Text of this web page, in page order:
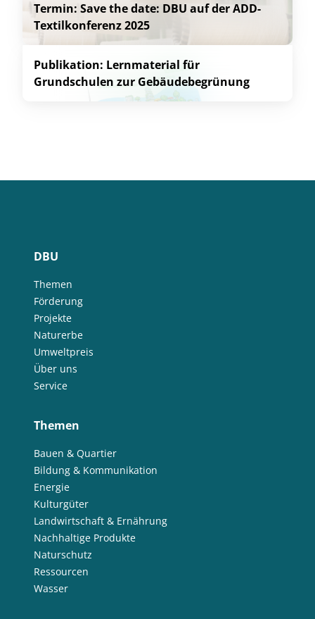
Termin: Save the date: DBU auf der ADD-
Textilkonferenz 2025
Publikation: Lernmaterial für
Grundschulen zur Gebäudebegrünung
DBU
Themen
Förderung
Projekte
Naturerbe
Umweltpreis
Über uns
Service
Themen
Bauen & Quartier
Bildung & Kommunikation
Energie
Kulturgüter
Landwirtschaft & Ernährung
Nachhaltige Produkte
Naturschutz
Ressourcen
Wasser